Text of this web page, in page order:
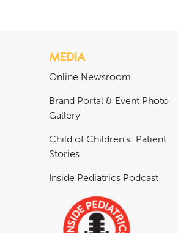
MEDIA
Online Newsroom
Brand Portal & Event Photo
Gallery
Child of Children's: Patient
Stories
Inside Pediatrics Podcast